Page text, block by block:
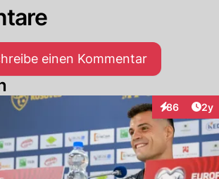
einen Kommentar
86
Interaktionen
2y